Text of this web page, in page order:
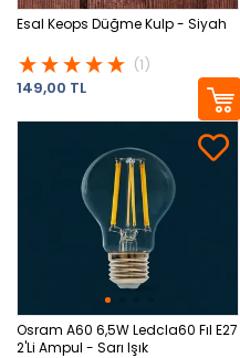
Esal Keops Düğme Kulp - Siyah
(1)
149,00 TL
Osram A60 6,5W Ledcla60 Fıl E27
2'Li Ampul - Sarı Işık